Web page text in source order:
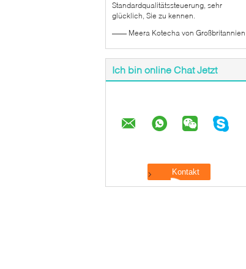
Standardqualitätssteuerung, sehr
glücklich, Sie zu kennen.
—— Meera Kotecha von Großbritannien
Ich bin online Chat Jetzt